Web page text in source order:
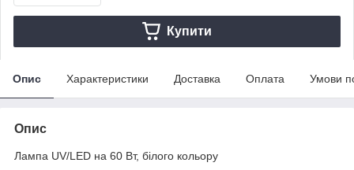
Купити
Опис Характеристики Доставка Оплата Умови
Опис
Лампа UV/LED на 60 Вт, білого кольору